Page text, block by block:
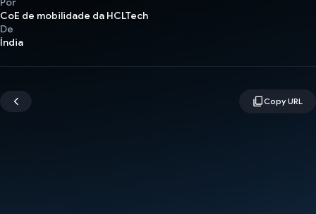
CoE de mobilidade da HCLTech
De
Índia